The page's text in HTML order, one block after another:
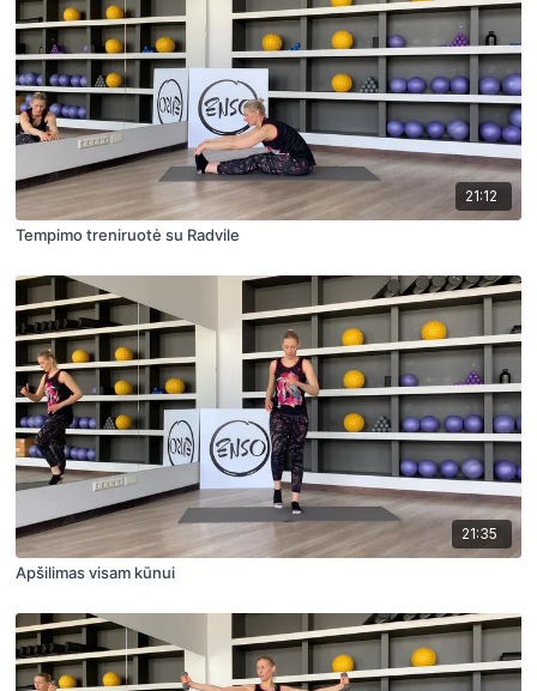
21:12
Tempimo treniruotė su Radvile
21:35
Apšilimas visam kūnui